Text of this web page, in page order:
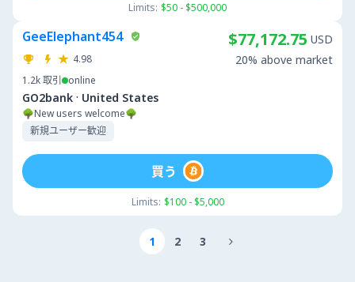
Limits: $50 - $500,000
GeeElephant454
4.98
1.2k取引 online
GO2bank · United States
🌳New users welcome🌳
新規ユーザー歓迎
$77,172.75 USD
20% above market
Limits: $100 - $5,000
買う
1 2 3 